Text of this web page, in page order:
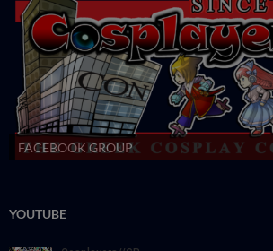
FACEBOOK GROUP
YOUTUBE